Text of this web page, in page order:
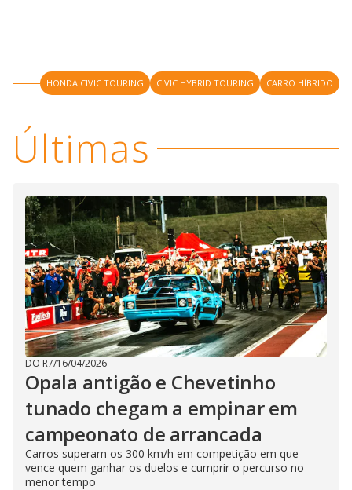
HONDA CIVIC TOURING CIVIC HYBRID TOURING CARRO HÍBRIDO
Últimas
DO R7/16/04/2026
Opala antigão e Chevetinho
tunado chegam a empinar em
campeonato de arrancada
Carros superam os 300 km/h em competição em que
vence quem ganhar os duelos e cumprir o percurso no
menor tempo